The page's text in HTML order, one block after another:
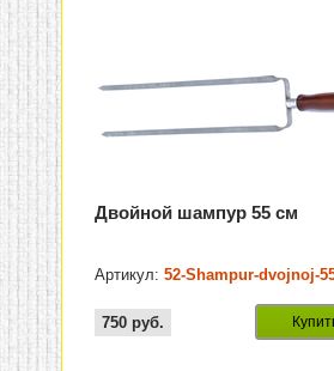
Двойной шампур 55 см
Артикул:52-Shampur-dvojnoj-
750 руб.